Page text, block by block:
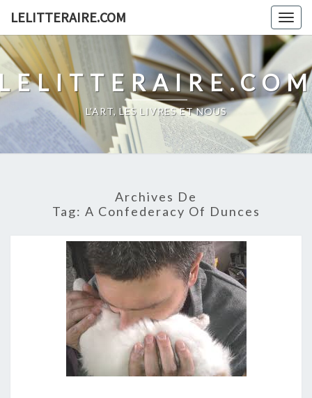
content
LELITTERAIRE.COM
L'ART, LES LIVRES ET NOUS
Archives De
Tag: A Confederacy Of Dunces